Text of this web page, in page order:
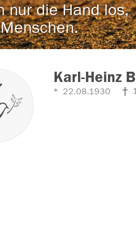
nur die Hand los,
Karl-Heinz
22.08.1930